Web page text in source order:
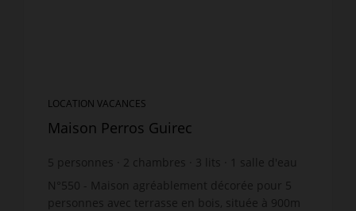
LOCATION VACANCES
Maison Perros Guirec
5 personnes 2 chambres 3 lits
salle d'eau
N°550 - Maison agréablement décorée pour 5
personnes avec terrasse en bois, située à 900m